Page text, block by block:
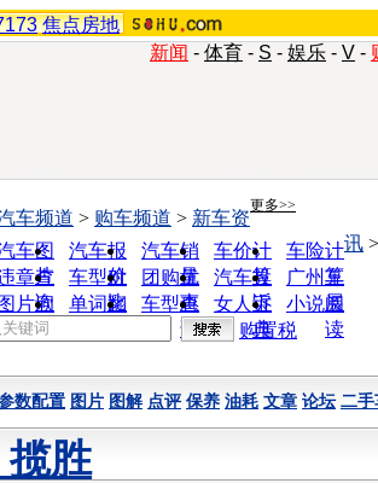
焦点房地
新闻 - 体育 - S - 娱乐 - V -
更多>>
车图
片
汽车报
价
汽车销
量
车价计
算
车险计
算
章查
询
车型对
比
团购优
惠
汽车投
诉
广州车
展
图片欣
赏
单词翻
车型查
询
女人宝
典
小说阅
读
车频道 > 购车频道 > 新车资
讯
购置税
数配置 图片 图解 点评 保养 油耗 文章 论坛 二手
揽胜